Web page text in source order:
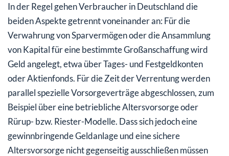
ohne Job
Vermögenswirksame Leistungen: Im Fondssparplan
flexibel investieren
In der Regel gehen Verbraucher in Deutschland die
beiden Aspekte getrennt voneinander an: Für die
Verwahrung von Sparvermögen oder die Ansammlung
von Kapital für eine bestimmte Großanschaffung wird
Geld angelegt, etwa über Tages- und Festgeldkonten
oder Aktienfonds. Für die Zeit der Verrentung werden
parallel spezielle Vorsorgeverträge abgeschlossen, zum
Beispiel über eine betriebliche Altersvorsorge oder
Rürup- bzw. Riester-Modelle. Dass sich jedoch eine
gewinnbringende Geldanlage und eine sichere
Altersvorsorge nicht gegenseitig ausschließen müssen